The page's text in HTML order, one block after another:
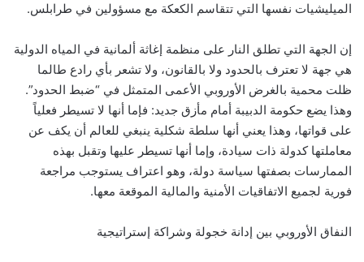
الميليشيات نفسها التي تتقاسم الكعكة مع مسؤولين في طرابلس.
إن الجهة التي تطلق النار على منظمة إغاثة ألمانية في المياه الدولية
هي جهة لا تعترف بالحدود ولا بالقانون، ولا تشعر بأي رادع طالما
ظلت محمية بالغرض الأوروبي الأعمى المتمثل في “ضبط الحدود”.
وهذا يضع حكومة الدبيبة أمام مأزق جديد: فإما أنها لا تسيطر فعلياً
على قواتها، وهذا يعني أنها سلطة شكلية ينبغي للعالم أن يكف عن
معاملتها كدولة ذات سيادة، وإما أنها تسيطر عليها وتقبل بهذه
الممارسات بصفتها سياسة دولة، وهو اعتراف يستوجب مراجعة
فورية لجميع الاتفاقيات الأمنية والمالية الموقعة معها.
النفاق الأوروبي بين إدانة خجولة وشراكة إستراتيجية